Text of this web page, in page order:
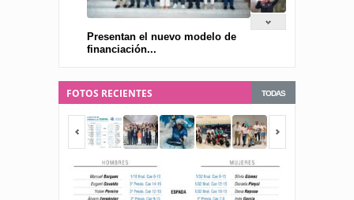
Presentan el nuevo modelo de
financiación...
TODAS
FOTOS RECIENTES